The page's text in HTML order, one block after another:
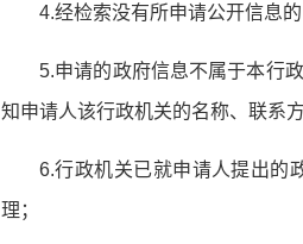
4.经检索没有所申请公开信息
5.申请的政府信息不属于本行
知申请人该行政机关的名称、联系方
6.行政机关已就申请人提出的
理；